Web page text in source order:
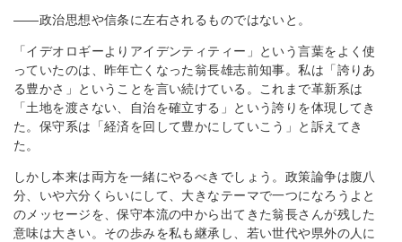
――政治思想や信条に左右されるものではないと。
「イデオロギーよりアイデンティティー」という言葉をよく使
っていたのは、昨年亡くなった翁長雄志前知事。私は「誇りあ
る豊かさ」ということを言い続けている。これまで革新系は
「土地を渡さない、自治を確立する」という誇りを体現してき
た。保守系は「経済を回して豊かにしていこう」と訴えてき
た。
しかし本来は両方を一緒にやるべきでしょう。政策論争は腹八
分、いや六分くらいにして、大きなテーマで一つになろうよと
のメッセージを、保守本流の中から出てきた翁長さんが残した
意味は大きい。その歩みを私も継承し、若い世代や県外の人に